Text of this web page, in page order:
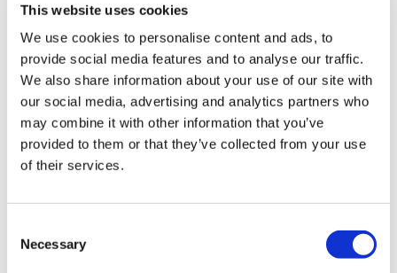
This website uses cookies
We use cookies to personalise content and ads, to
provide social media features and to analyse our traffic.
We also share information about your use of our site with
our social media, advertising and analytics partners who
may combine it with other information that you’ve
provided to them or that they’ve collected from your use
of their services.
Selection
Necessary
Éducation:Trakya University - Faculty of Medicine
Aesthetic Plastic Surgery Association Congress, TPRECD
National Congress, National Hand and Upper Extremity
Congress, Marmara Region Plastic Surgery Training Meeting,
Emergency Hand Injuries and Extremity Lacerations
Symposium, Marmara University Experimental Animal Use
Certificate for Researchers
Dr. Volkan
Spécialisation:
University Faculty of MedicineLangues:Anglais, Turc
Spécialisation: